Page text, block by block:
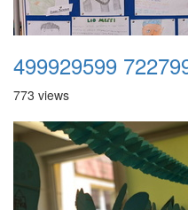
773 views